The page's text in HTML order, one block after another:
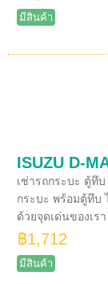
มีสินค้า
ISUZU D-
เช่ารถกระบะ ตู้ทึบ
กระบะ พร้อมตู้ทึบ
ด้วยจุดเด่นของเร
฿1,712
มีสินค้า